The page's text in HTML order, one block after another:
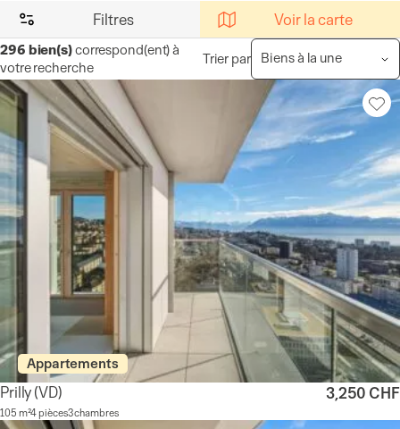
Filtres Voir la carte
296 bien(s)correspond(ent) à
votre recherche
Trier par
Appartements
Prilly(VD)
105 m²4 pièces3 chambres
3,250 CHF